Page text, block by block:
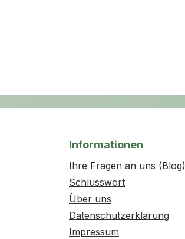
Informationen
Ihre Fragen an uns (Blog)
Schlusswort
Über uns
Datenschutzerklärung
Impressum